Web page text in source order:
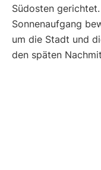
Südosten
Sonnenaufgang
um die Stadt und
den späten